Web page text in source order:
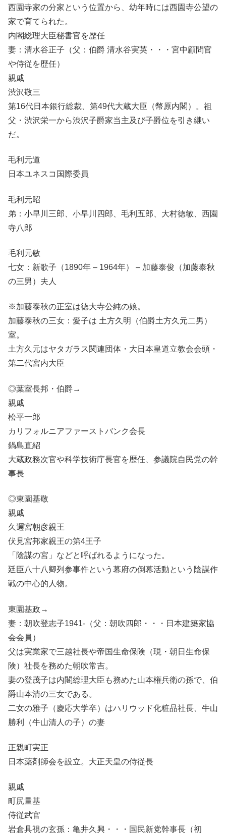
西園寺家の分家という位置から、幼年時には西園寺公望の
家で育てられた。
内閣総理大臣秘書官を歴任
妻：清水谷正子（父：伯爵 清水谷実英・・・宮中顧問官
や侍従を歴任）
親戚
渋沢敬三
第16代日本銀行総裁、第49代大蔵大臣（幣原内閣）。祖
父・渋沢栄一から渋沢子爵家当主及び子爵位を引き継い
だ。
毛利元道
日本ユネスコ国際委員
毛利元昭
弟：小早川三郎、小早川四郎、毛利五郎、大村徳敏、西園
寺八郎
毛利元敏
七女：新歌子（1890年 – 1964年） – 加藤泰俊（加藤泰秋
の三男）夫人
※加藤泰秋の正室は徳大寺公純の娘。
加藤泰秋の三女：愛子は 土方久明（伯爵土方久元二男）
室。
土方久元はヤタガラス関連団体・大日本皇道立教会会頭・
第二代宮内大臣
◎葉室長邦・伯爵→
親戚
松平一郎
カリフォルニアファーストバンク会長
鍋島直紹
大蔵政務次官や科学技術庁長官を歴任、参議院自民党の幹
事長
◎東園基敬
親戚
久邇宮朝彦親王
伏見宮邦家親王の第4王子
「陰謀の宮」などと呼ばれるようになった。
廷臣八十八卿列参事件という幕府の倒幕活動という陰謀作
戦の中心的人物。
東園基政→
妻：朝吹登志子1941-（父：朝吹四郎・・・日本建築家協
会会員）
父は実業家で三越社長や帝国生命保険（現・朝日生命保
険）社長を務めた朝吹常吉。
妻の登茂子は内閣総理大臣も務めた山本権兵衛の孫で、伯
爵山本清の三女である。
二女の雅子（慶応大学卒）はハリウッド化粧品社長、牛山
勝利（牛山清人の子）の妻
正親町実正
日本薬剤師会を設立。大正天皇の侍従長
親戚
町尻量基
侍従武官
岩倉具視の玄孫：亀井久興・・・国民新党幹事長（初